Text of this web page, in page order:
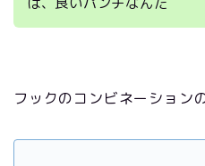
フックのコンビネーション